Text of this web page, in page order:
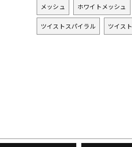
メッシュ ホワイトメッシュ
ツイストスパイラル ツイスト